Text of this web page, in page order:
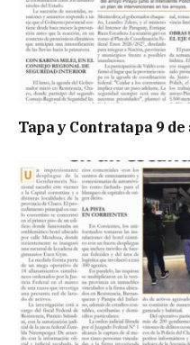
Tapa y Contratapa 9 de